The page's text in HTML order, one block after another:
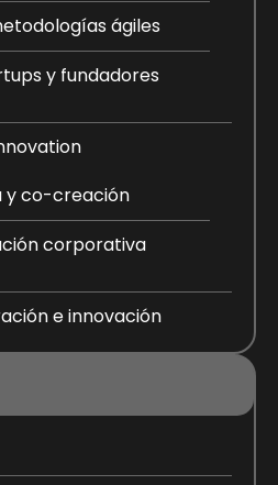
ágiles
y fundadores
y co-creación
corporativa
e innovación